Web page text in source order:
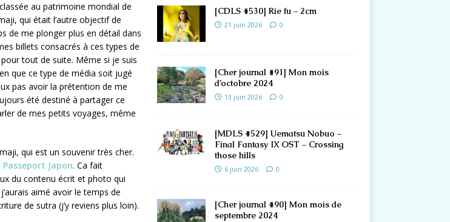
au patrimoine mondial de
qui était l’autre objectif de
de me plonger plus en détail dans
billets consacrés à ces types de
tout de suite. Même si je suis
que ce type de média soit jugé
pas avoir la prétention de me
été destiné à partager ce
de mes petits voyages, même
qui est un souvenir très cher.
Japon. Ca fait
du contenu écrit et photo qui
aimé avoir le temps de
de sutra (j’y reviens plus loin).
[CDLS #530] Rie fu – 2cm
21 juin 2026 0
[Cher journal #91] Mon mois
d’octobre 2024
13 juin 2026 0
[MDLS #529] Uematsu Nobuo –
Final Fantasy IX OST – Crossing
those hills
6 juin 2026 0
[Cher journal #90] Mon mois de
septembre 2024